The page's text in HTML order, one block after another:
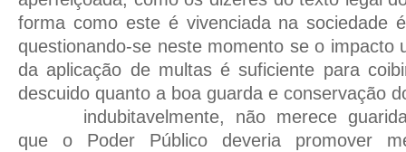
forma como este é vivenciada na sociedade
questionando-se neste momento se o impacto
da aplicação de multas é suficiente para
descuido quanto a boa guarda e conservação
indubitavelmente, não merece
que o Poder Público deveria promover